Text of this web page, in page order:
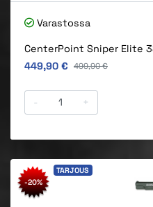
Varastossa
CenterPoint Sniper Elite
Alkuperäinen hinta
449,90 € Alkuperäinen hinta
499,90 €
- +
-20%
TARJOUS